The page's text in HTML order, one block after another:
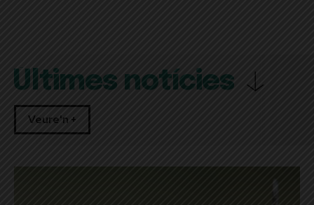
Últimes notícies
Veure'n +